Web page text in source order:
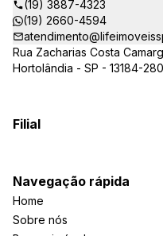
(19) 3887-4323
(19) 2660-4594
Rua Zacharias Costa
Hortolândia - SP - 13184-280
Filial
Navegação rápida
Home
Sobre nós